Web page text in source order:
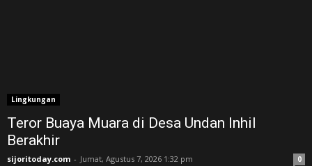
Lingkungan
Teror Buaya Muara di Desa Undan Inhil
Berakhir
sijoritoday.com - Jumat, Agustus 7, 2026 1:32 pm 0